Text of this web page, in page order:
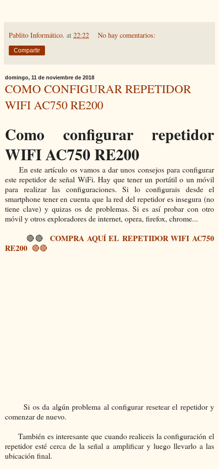
Pablito Informático. at 22:22 No hay comentarios:
Compartir
domingo, 11 de noviembre de 2018
COMO CONFIGURAR REPETIDOR
WIFI AC750 RE200
Como configurar repetidor
WIFI AC750 RE200
En este artículo os vamos a dar unos consejos para configurar
este repetidor de señal WiFi. Hay que tener un portátil o un móvil
para realizar las configuraciones. Si lo configurais desde el
smartphone tener en cuenta que la red del repetidor es insegura (no
tiene clave) y quizas os de problemas. Si es así probar con otro
móvil y otros exploradores de internet, opera, firefox, chrome...
🔴🔴
COMPRA AQUÍ EL REPETIDOR WIFI AC750
RE200 🔴🔴
Si os da algún problema al configurar resetear el repetidor y
comenzar de nuevo.
También es interesante que cuando realiceis la configuración el
repetidor esté cerca de la señal a amplificar y luego llevarlo a las
ubicación final.